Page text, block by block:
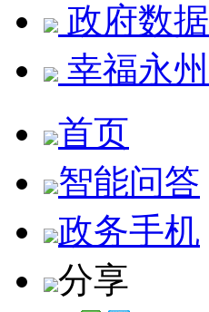
政府数据
幸福永州
首页
智能问答
政务手机
分享